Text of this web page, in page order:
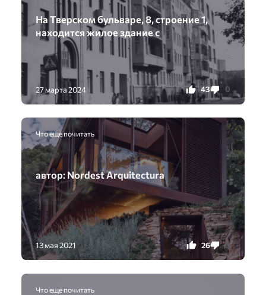
На Тверском бульваре, 8, строение 1,
находится жилое здание с
27 марта 2024 43 0
Что еще почитать
автор: Nordest Arquitectura
13 мая 2021 26 0
Что еще почитать